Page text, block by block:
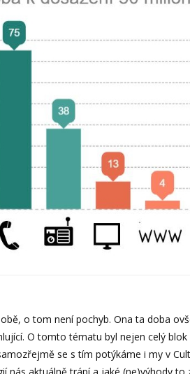
o tom není pochyb. Ona ta doba
O tomto tématu byl nejen celý
se s tím potýkáme i my v